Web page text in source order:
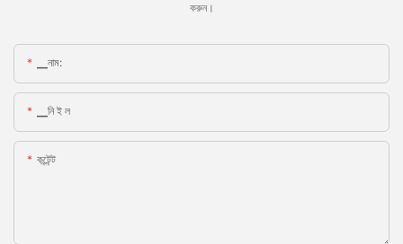
করুন।
▁নাম:
▁নি ই ল
কন্টেন্ট